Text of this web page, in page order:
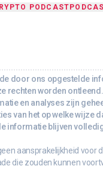
PODCAST
door ons opgestelde
rechten worden
en analyses zijn
van het op welke wijze
informatie blijven
aansprakelijkheid voor
die zouden kunnen